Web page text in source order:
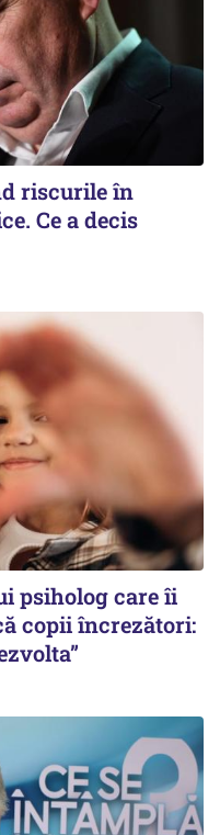
riscurile în
Ce a decis
psiholog care îi
copii încrezători: